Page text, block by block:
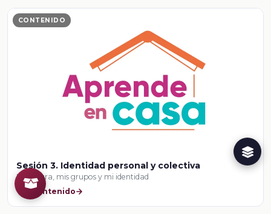
CONTENIDO
Sesión 3. Identidad personal y colectiva
Mi cultura, mis grupos y mi identidad
Ver contenido